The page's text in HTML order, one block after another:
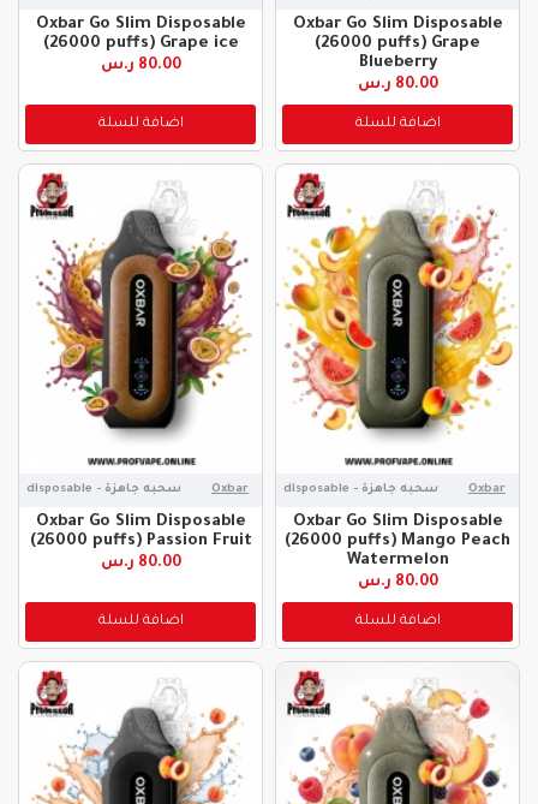
Oxbar Go Slim Disposable
(26000 puffs) Grape
Blueberry
80.00 ر.س
اضافة للسلة
Oxbar Go Slim Disposable
(26000 puffs) Grape ice
80.00 ر.س
اضافة للسلة
Oxbar سحبه جاهزة - disposable
Oxbar Go Slim Disposable
(26000 puffs) Mango Peach
Watermelon
80.00 ر.س
اضافة للسلة
Oxbar سحبه جاهزة - disposable
Oxbar Go Slim Disposable
(26000 puffs) Passion Fruit
80.00 ر.س
اضافة للسلة